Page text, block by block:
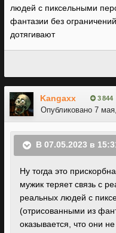
людей с пиксельными
фантазии без
дотягивают
Kangaxx 3 844
Опубликовано 7
В 07.05.2023 в
Ну тогда это
мужик теряет связь с
реальных людей с
(отрисованными из
оказывается, что они